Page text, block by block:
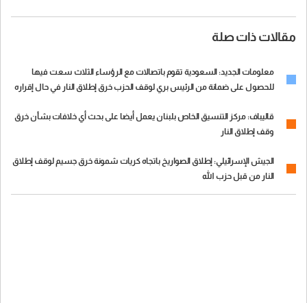
مقالات ذات صلة
معلومات الجديد: السعودية تقوم باتصالات مع الرؤساء الثلاث سعت فيها
للحصول على ضمانة من الرئيس بري لوقف الحزب خرق إطلاق النار في حال إقراره
قاليباف: مركز التنسيق الخاص بلبنان يعمل أيضا على بحث أي خلافات بشأن خرق
وقف إطلاق النار
الجيش الإسرائيلي: إطلاق الصواريخ باتجاه كريات شمونة خرق جسيم لوقف إطلاق
النار من قبل حزب الله